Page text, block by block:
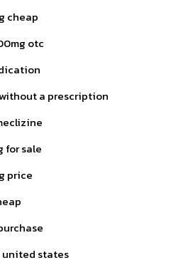
cheap
otc
a prescription
for sale
price
united states